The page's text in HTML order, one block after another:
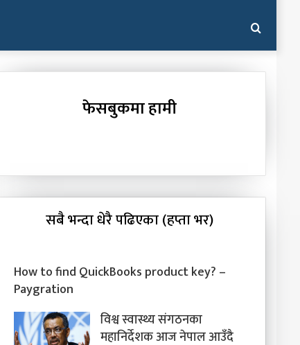
Search
for
फेसबुकमा हामी
सबै भन्दा धेरै पढिएका (हप्ता भर)
How to find QuickBooks product key? –
Paygration
विश्व स्वास्थ्य संगठनका
महानिर्देशक आज नेपाल आउँदै